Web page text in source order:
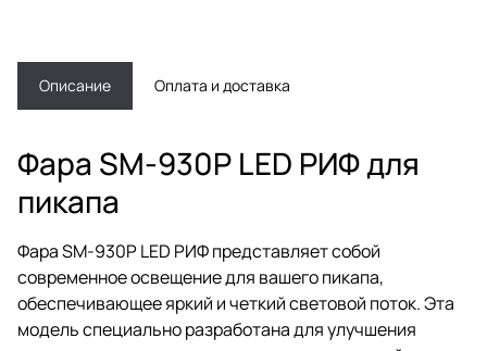
Описание Оплата и доставка
Фара SM-930P LED РИФ для
пикапа
Фара SM-930P LED РИФ представляет собой
современное освещение для вашего пикапа,
обеспечивающее яркий и четкий световой поток. Эта
модель специально разработана для улучшения